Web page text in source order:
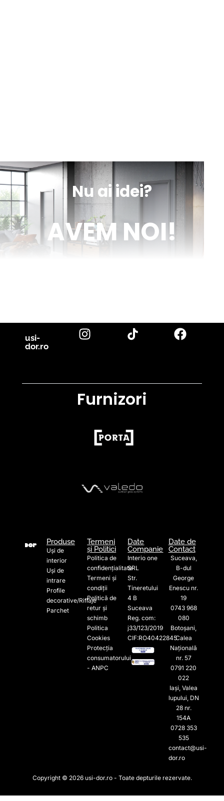
Nu ai idei?
AVEM NOI!
usi-
dor.ro
Furnizori
Produse
Uși de
interior
Uși de
intrare
Profile
decorative/Riflaje
Parchet
Termeni
și Politici
Politica de
confidențialitate
Termeni și
condiții
Politică de
retur și
schimb
Politica
Cookies
Protecția
consumatorului
- ANPC
Date
Companie
Interio one
SRL
Str.
Tineretului
4 B
Suceava
Reg. com:
j33/123/2019
CIF:RO40422845
Date de
Contact
Suceava,
B-dul
George
Enescu nr.
19
0743 968
080
Botoșani,
Calea
Națională
nr. 57
0791 220
022​
Iași, Valea
lupului, DN
28 nr.
154A
0728 353
535​
contact@usi-
dor.ro
Copyright © 2026 usi-dor.ro - Toate depturile rezervate.